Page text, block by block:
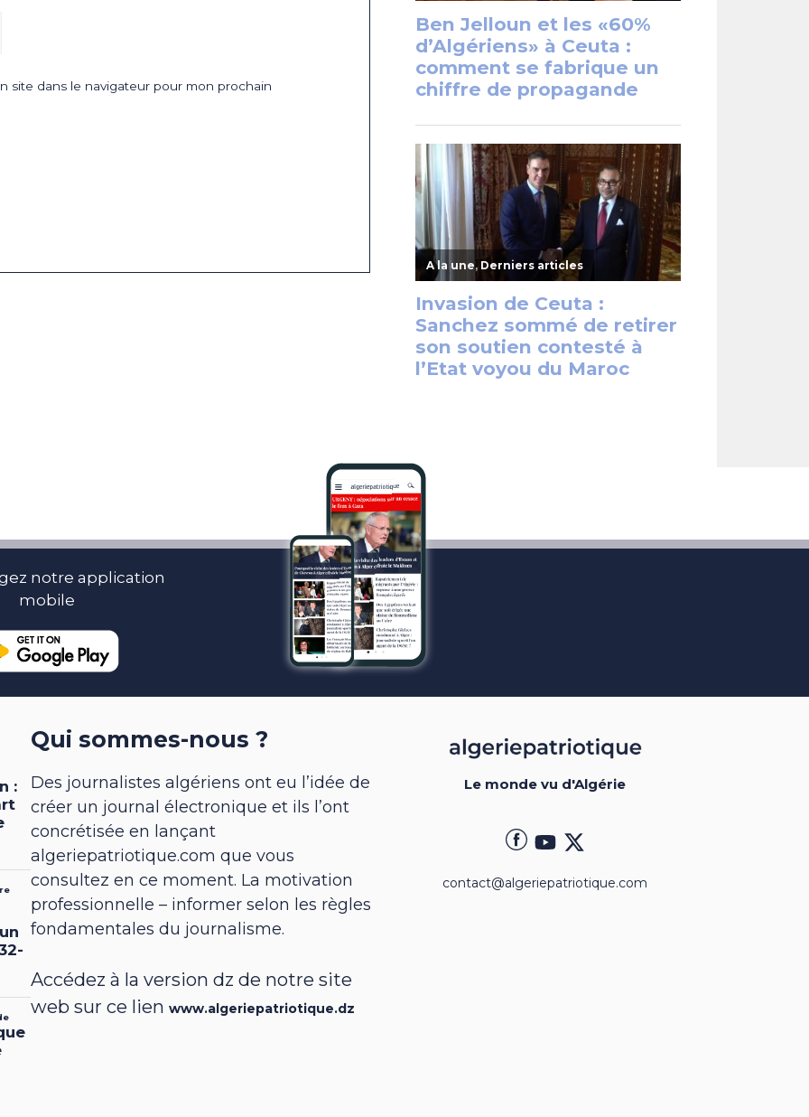
site dans le navigateur pour mon prochain
notre application
mobile
Qui sommes-nous ?
Des journalistes algériens ont eu l’idée de
créer un journal électronique et ils l’ont
concrétisée en lançant
algeriepatriotique.com que vous
consultez en ce moment. La motivation
professionnelle – informer selon les règles
fondamentales du journalisme.
Accédez à la version dz de notre site
web sur ce lienwww.algeriepatriotique.dz
Le monde vu d'Algérie
contact@algeriepatriotique.com